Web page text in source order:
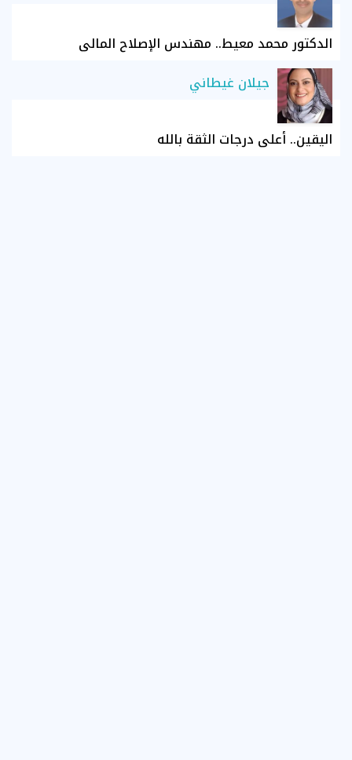
الدكتور محمد معيط.. مهندس الإصلاح المالي
جيلان غيطاني
اليقين.. أعلى درجات الثقة بالله